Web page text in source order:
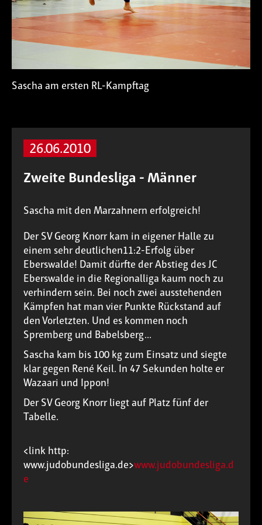
Sascha am ersten RL-Kampftag
26.06.2010
Zweite Bundesliga - Männer
Sascha mit den Marzahnern erfolgreich!
Der SV Georg Knorr kam in eigener Halle zu
einem sehr deutlichen11:2-Erfolg über
Eberswalde! Damit dürfte der Abstieg des JC
Eberswalde in die Regionalliga kaum noch zu
verhindern sein. Bei noch zwei ausstehenden
Kämpfen hat man vier Punkte Rückstand auf
den Vorletzten. Und es kommen noch
Spremberg und Babelsberg...
Sascha kam bis 100 kg zum Einsatz und siegte
klar gegen René Keil. In 47 Sekunden holte er
Wazaari und Ippon!
Der SV Georg Knorr liegt auf Platz fünf der
Tabelle.
<link http:
www.judobundesliga.de>www.judobundesliga.d
e